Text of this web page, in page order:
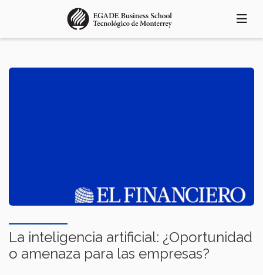
principal
La inteligencia artificial: ¿Oportunidad
o amenaza para las empresas?